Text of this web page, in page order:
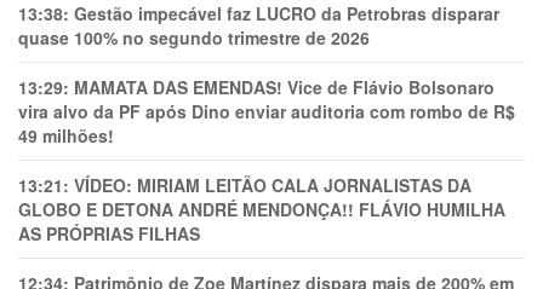
13:38: Gestão impecável faz LUCRO da Petrobras disparar
quase 100% no segundo trimestre de 2026
13:29: MAMATA DAS EMENDAS! Vice de Flávio Bolsonaro
vira alvo da PF após Dino enviar auditoria com rombo de R$
49 milhões!
13:21: VÍDEO: MIRIAM LEITÃO CALA JORNALISTAS DA
GLOBO E DETONA ANDRÉ MENDONÇA!! FLÁVIO HUMILHA
AS PRÓPRIAS FILHAS
12:34: Patrimônio de Zoe Martínez dispara mais de 200% em